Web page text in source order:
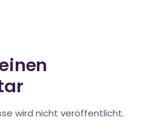
wird nicht veröffentlicht.